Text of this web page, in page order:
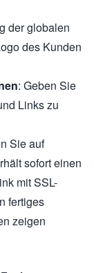
der globalen
des Kunden
: Geben Sie
Links zu
Sie auf
sofort einen
mit SSL-
fertiges
zeigen